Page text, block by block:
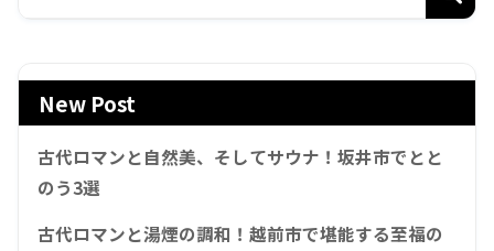
New Post
古代ロマンと自然美、そしてサウナ！坂井市でとと
のう3選
古代ロマンと湯煙の調和！越前市で堪能する至福の